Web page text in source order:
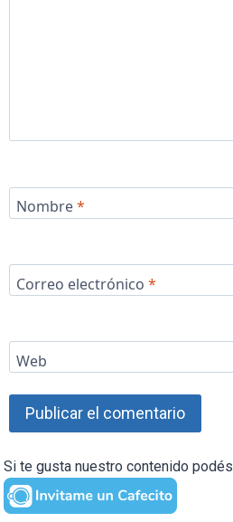
Nombre*
Correo electrónico *
Web
Si te gusta nuestro contenido